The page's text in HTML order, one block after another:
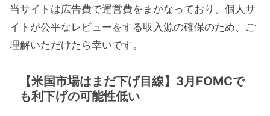
当サイトは広告費で運営費をまかなっており、個人サ
イトが公平なレビューをする収入源の確保のため、ご
理解いただけたら幸いです。
【米国市場はまだ下げ目線】3月FOMCで
も利下げの可能性低い